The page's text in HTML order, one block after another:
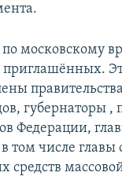
московскому
приглашённых.
губернаторы ,
Федерации,
том числе
средств